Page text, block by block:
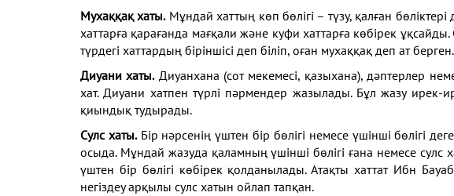
Мухаққақ хаты.Мұндай хаттың көп бөлігі – түзу, қалған бөліктері
хаттарға қарағанда мағқали және куфи хаттарға көбірек
түрдегі хаттардың біріншісі деп біліп, оған мухаққақ деп ат берген.
Диуани хаты.Диуанхана (сот мекемесі, қазыхана), дәптерлер
хат. Диуани хатпен түрлі пәрмендер жазылады. Бұл жазу ирек-
қиындық тудырады.
Сулс хаты.Бір нәрсенің үштенбір бөлігі немесе үшінші бөлігі
осыда. Мұндай жазуда қаламның үшінші бөлігі ғана немесе сулс
үштен бір бөлігі көбірек қолданылады. Атақты хаттат Ибн
негіздеу арқылы сулс хатын ойлап тапқан.